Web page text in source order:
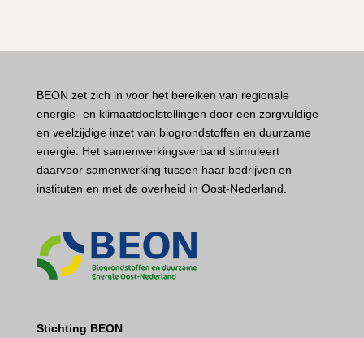
BEON zet zich in voor het bereiken van regionale
energie- en klimaatdoelstellingen door een zorgvuldige
en veelzijdige inzet van biogrondstoffen en duurzame
energie. Het samenwerkingsverband stimuleert
daarvoor samenwerking tussen haar bedrijven en
instituten en met de overheid in Oost-Nederland.
Stichting BEON